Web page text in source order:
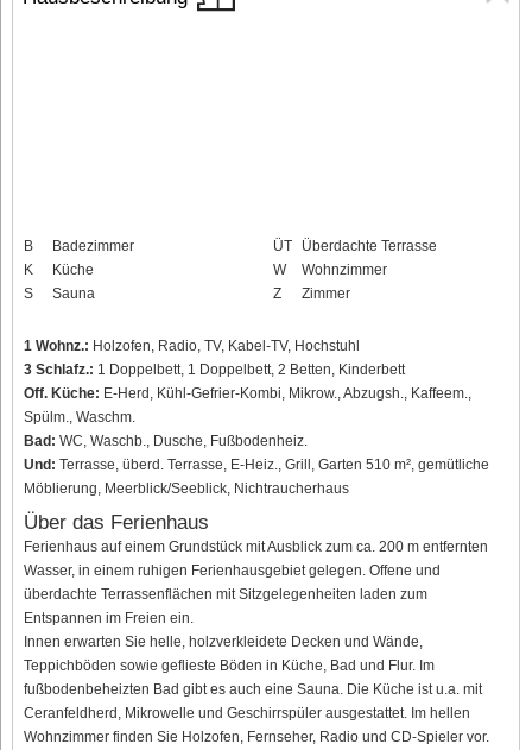
B
Badezimmer
K
Küche
S
Sauna
ÜT
Überdachte Terrasse
W
Wohnzimmer
Z
Zimmer
1 Wohnz.: Holzofen, Radio, TV, Kabel-TV, Hochstuhl
3 Schlafz.: 1 Doppelbett, 1 Doppelbett, 2 Betten, Kinderbett
Off. Küche: E-Herd, Kühl-Gefrier-Kombi, Mikrow., Abzugsh., Kaffeem.,
Spülm., Waschm.
Bad: WC, Waschb., Dusche, Fußbodenheiz.
Und: Terrasse, überd. Terrasse, E-Heiz., Grill, Garten 510 m², gemütliche
Möblierung, Meerblick/Seeblick, Nichtraucherhaus
Über das Ferienhaus
Ferienhaus auf einem Grundstück mit Ausblick zum ca. 200 m entfernten
Wasser, in einem ruhigen Ferienhausgebiet gelegen. Offene und
überdachte Terrassenflächen mit Sitzgelegenheiten laden zum
Entspannen im Freien ein.
Innen erwarten Sie helle, holzverkleidete Decken und Wände,
Teppichböden sowie geflieste Böden in Küche, Bad und Flur. Im
fußbodenbeheizten Bad gibt es auch eine Sauna. Die Küche ist u.a. mit
Ceranfeldherd, Mikrowelle und Geschirrspüler ausgestattet. Im hellen
Wohnzimmer finden Sie Holzofen, Fernseher, Radio und CD-Spieler vor.